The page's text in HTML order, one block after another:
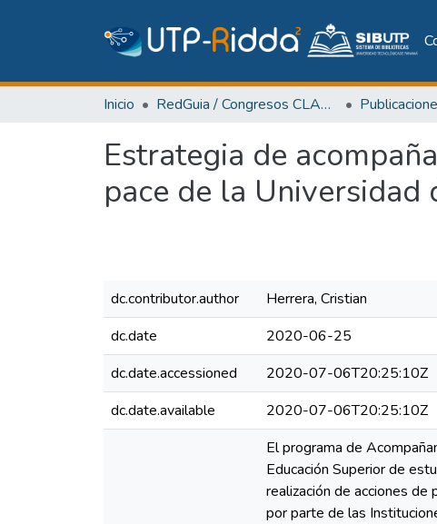
Inicio RedGuia / Congresos CLABES
Estrategia de
pace de la Universidad
dc.contributor.author
Herrera, Cristian
dc.date
2020-06-25
dc.date.accessioned
2020-07-06T20:25:10Z
dc.date.available
2020-07-06T20:25:10Z
El programa de
Educación Superior de
realización de acciones de
por parte de las